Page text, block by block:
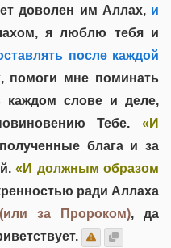
доволен им Аллах,и
я люблю тебя и
после каждой
помоги мне поминать
слове и деле,
Тебе. «И
блага и за
«И должным образом
ради Аллаха
(или за Пророком), да